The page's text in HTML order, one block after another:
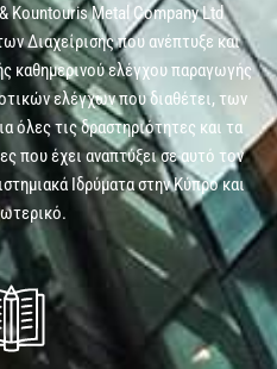
Kountouris Metal Company Ltd
Διαχείρισης που ανέπτυξε και
καθημερινού ελέγχου παραγωγής
ελέγχων που διαθέτει, των
όλες τις δραστηριότητες και τα
που έχει αναπτύξει σε αυτό τον
Ιδρύματα στην Κύπρο και